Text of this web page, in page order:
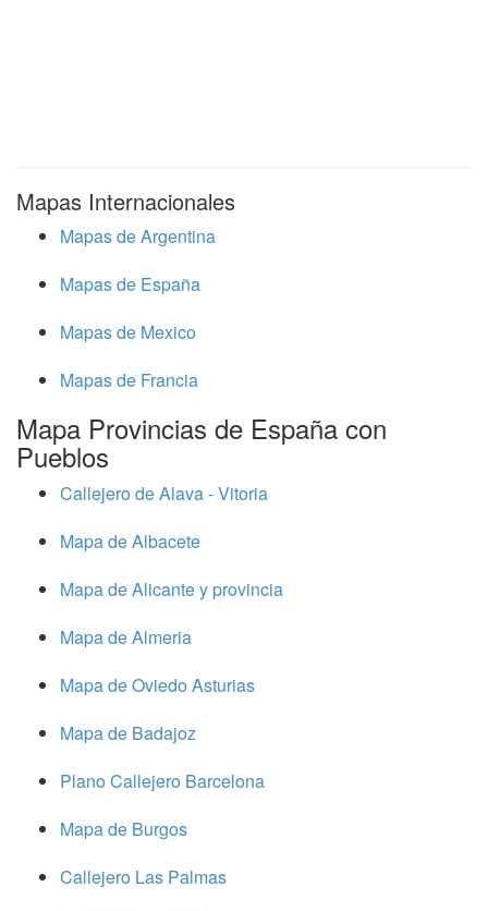
Mapas Internacionales
Mapas de Argentina
Mapas de España
Mapas de Mexico
Mapas de Francia
Mapa Provincias de España con
Pueblos
Callejero de Alava - Vitoria
Mapa de Albacete
Mapa de Alicante y provincia
Mapa de Almeria
Mapa de Oviedo Asturias
Mapa de Badajoz
Plano Callejero Barcelona
Mapa de Burgos
Callejero Las Palmas